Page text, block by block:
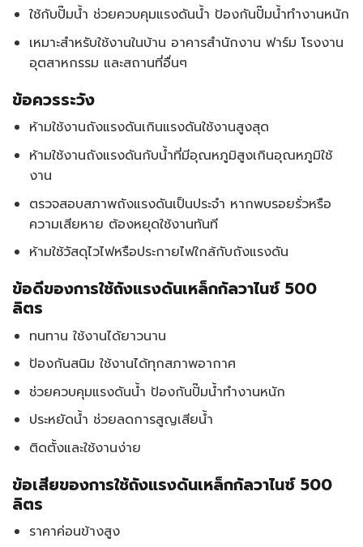
ใช้กับปั๊มน้ำ ช่วยควบคุมแรงดันน้ำ ป้องกันปั๊มน้ำทำงานหนัก
เหมาะสำหรับใช้งานในบ้าน อาคารสำนักงาน ฟาร์ม โรงงาน
อุตสาหกรรม และสถานที่อื่นๆ
ข้อควรระวัง
ห้ามใช้งานถังแรงดันเกินแรงดันใช้งานสูงสุด
ห้ามใช้งานถังแรงดันกับน้ำที่มีอุณหภูมิสูงเกินอุณหภูมิใช้
งาน
ตรวจสอบสภาพถังแรงดันเป็นประจำ หากพบรอยรั่วหรือ
ความเสียหาย ต้องหยุดใช้งานทันที
ห้ามใช้วัสดุไวไฟหรือประกายไฟใกล้กับถังแรงดัน
ข้อดีของการใช้ถังแรงดันเหล็กกัลวาไนซ์ 500
ลิตร
ทนทาน ใช้งานได้ยาวนาน
ป้องกันสนิม ใช้งานได้ทุกสภาพอากาศ
ช่วยควบคุมแรงดันน้ำ ป้องกันปั๊มน้ำทำงานหนัก
ประหยัดน้ำ ช่วยลดการสูญเสียน้ำ
ติดตั้งและใช้งานง่าย
ข้อเสียของการใช้ถังแรงดันเหล็กกัลวาไนซ์ 500
ลิตร
ราคาค่อนข้างสูง